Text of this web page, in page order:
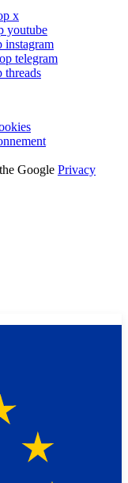
x
youtube
instagram
telegram
threads
Google Privacy